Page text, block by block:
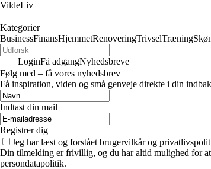
VildeLiv
Kategorier
BusinessFinansHjemmetRenoveringTrivselTræning
LoginFå adgangNyhedsbreve
Følg med – få vores nyhedsbrev
Få inspiration, viden og små genveje direkte i din
Indtast din mail
Registrer dig
Jeg har læst og forstået brugervilkår og
Din tilmelding er frivillig, og du har altid mulighed for
persondatapolitik.